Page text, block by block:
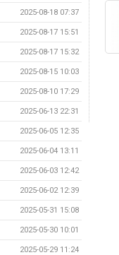
2025-08-18 07:37
2025-08-17 15:51
2025-08-17 15:32
2025-08-15 10:03
2025-08-10 17:29
2025-06-13 22:31
2025-06-05 12:35
2025-06-04 13:11
2025-06-03 12:42
2025-06-02 12:39
2025-05-31 15:08
2025-05-30 10:01
2025-05-29 11:24